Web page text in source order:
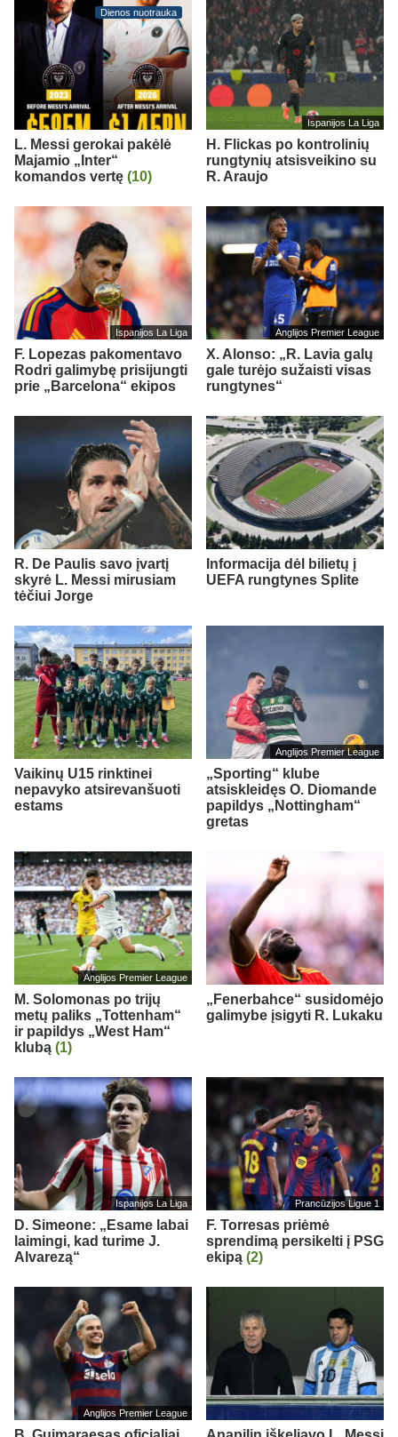
Dienos nuotrauka
L. Messi gerokai pakėlė
Majamio „Inter“
komandos vertę (10)
Ispanijos La Liga
H. Flickas po kontrolinių
rungtynių atsisveikino su
R. Araujo
Ispanijos La Liga
F. Lopezas pakomentavo
Rodri galimybę prisijungti
prie „Barcelona“ ekipos
Anglijos Premier League
X. Alonso: „R. Lavia galų
gale turėjo sužaisti visas
rungtynes“
R. De Paulis savo įvartį
skyrė L. Messi mirusiam
tėčiui Jorge
Informacija dėl bilietų į
UEFA rungtynes Splite
Vaikinų U15 rinktinei
nepavyko atsirevanšuoti
estams
Anglijos Premier League
„Sporting“ klube
atsiskleidęs O. Diomande
papildys „Nottingham“
gretas
Anglijos Premier League
M. Solomonas po trijų
metų paliks „Tottenham“
ir papildys „West Ham“
klubą (1)
„Fenerbahce“ susidomėjo
galimybe įsigyti R. Lukaku
Ispanijos La Liga
D. Simeone: „Esame labai
laimingi, kad turime J.
Alvarezą“
Prancūzijos Ligue 1
F. Torresas priėmė
sprendimą persikelti į PSG
ekipą (2)
Anglijos Premier League